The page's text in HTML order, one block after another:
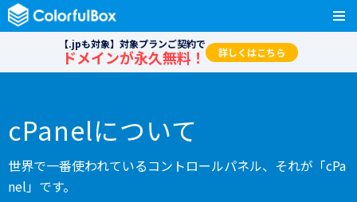
【.jpも対象】対象プランご契約で
ドメインが永久無料！ 詳しくはこちら
cPanelについて
世界で一番使われているコントロールパネル、それが「cPa
nel」です。